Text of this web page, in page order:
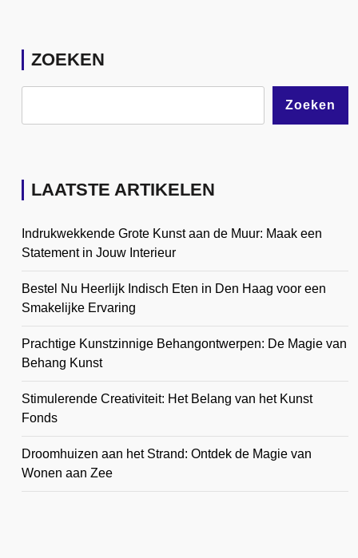
ZOEKEN
Zoeken
LAATSTE ARTIKELEN
Indrukwekkende Grote Kunst aan de Muur: Maak een
Statement in Jouw Interieur
Bestel Nu Heerlijk Indisch Eten in Den Haag voor een
Smakelijke Ervaring
Prachtige Kunstzinnige Behangontwerpen: De Magie van
Behang Kunst
Stimulerende Creativiteit: Het Belang van het Kunst
Fonds
Droomhuizen aan het Strand: Ontdek de Magie van
Wonen aan Zee